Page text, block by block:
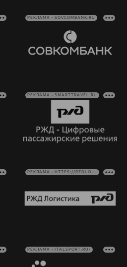
РЕКЛАМА • SOVCOMBANK.RU
РЕКЛАМА • SMARTTRAVEL.RU
РЕКЛАМА • HTTPS://RZDLOG.RU/
РЕКЛАМА • ITALSPORT.RU/